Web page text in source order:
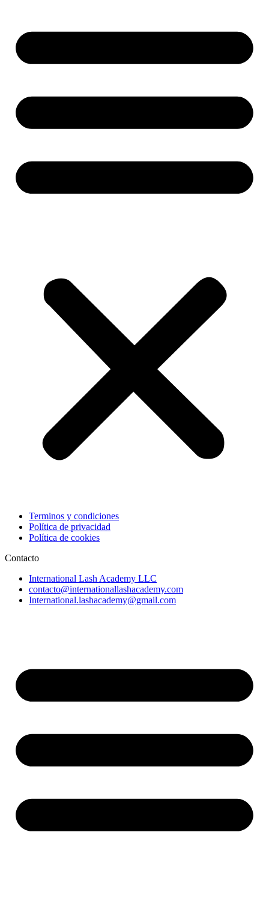
Terminos y condiciones
Política de privacidad
Política de cookies
Contacto
International Lash Academy LLC
contacto@internationallashacademy.com
International.lashacademy@gmail.com